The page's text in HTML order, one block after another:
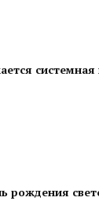
рождения